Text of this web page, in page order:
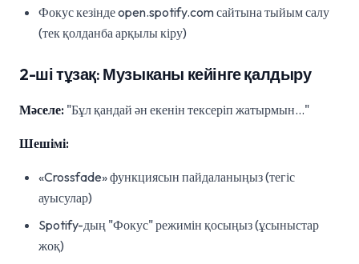
Фокус кезінде open.spotify.com сайтына тыйым салу
(тек қолданба арқылы кіру)
2-ші тұзақ: Музыканы кейінге қалдыру
Мәселе: "Бұл қандай ән екенін тексеріп жатырмын..."
Шешімі:
«Crossfade» функциясын пайдаланыңыз (тегіс
ауысулар)
Spotify-дың "Фокус" режимін қосыңыз (ұсыныстар
жоқ)